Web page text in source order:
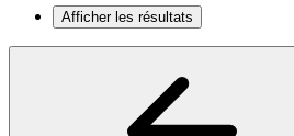
Afficher les résultats